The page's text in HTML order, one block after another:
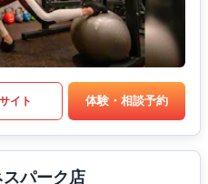
イト 体験・相談予約
パーク店